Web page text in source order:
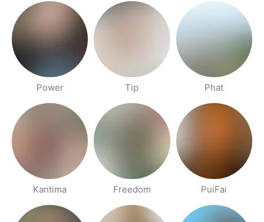
Power Tip Phat
Kantima Freedom PuiFai